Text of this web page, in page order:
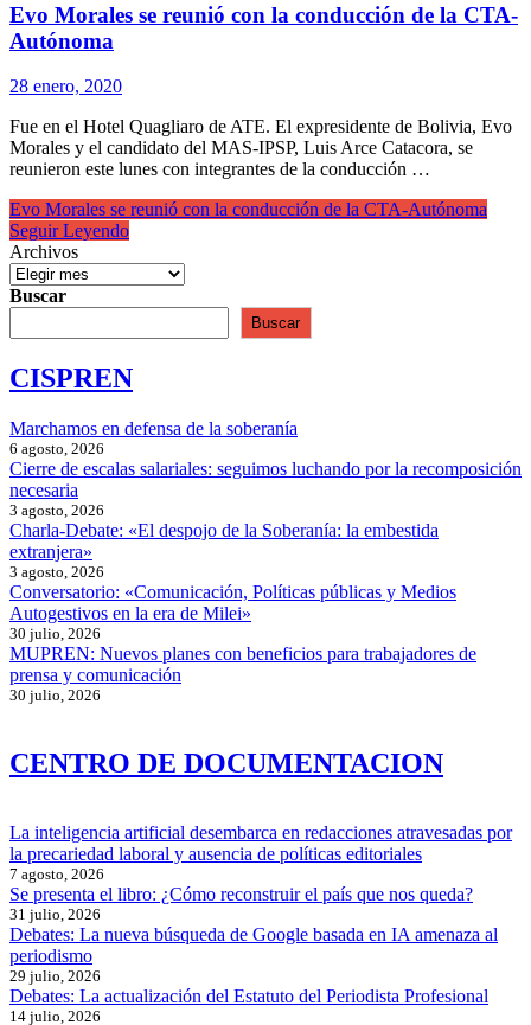
Evo Morales se reunió con la conducción de la CTA-
Autónoma
28 enero, 2020
Fue en el Hotel Quagliaro de ATE. El expresidente de Bolivia, Evo
Morales y el candidato del MAS-IPSP, Luis Arce Catacora, se
reunieron este lunes con integrantes de la conducción …
Evo Morales se reunió con la conducción de la CTA-Autónoma
Seguir Leyendo
Archivos
Buscar
Buscar
CISPREN
Marchamos en defensa de la soberanía
6 agosto, 2026
Cierre de escalas salariales: seguimos luchando por la recomposición
necesaria
3 agosto, 2026
Charla-Debate: «El despojo de la Soberanía: la embestida
extranjera»
3 agosto, 2026
Conversatorio: «Comunicación, Políticas públicas y Medios
Autogestivos en la era de Milei»
30 julio, 2026
MUPREN: Nuevos planes con beneficios para trabajadores de
prensa y comunicación
30 julio, 2026
CENTRO DE DOCUMENTACION
La inteligencia artificial desembarca en redacciones atravesadas por
la precariedad laboral y ausencia de políticas editoriales
7 agosto, 2026
Se presenta el libro: ¿Cómo reconstruir el país que nos queda?
31 julio, 2026
Debates: La nueva búsqueda de Google basada en IA amenaza al
periodismo
29 julio, 2026
Debates: La actualización del Estatuto del Periodista Profesional
14 julio, 2026